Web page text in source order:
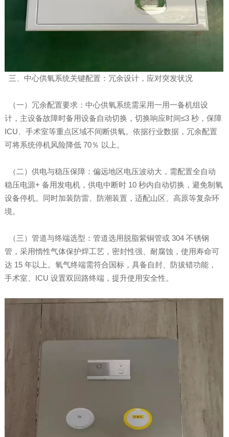
三、中心供氧系统关键配置：冗余设计，应对突发状况
（一）冗余配置要求：中心供氧系统需采用一用一备机组设
计，主设备故障时备用设备自动切换，切换响应时间≤3 秒，保障
ICU、手术室等重点区域不间断供氧。依据行业数据，冗余配置
可将系统停机风险降低 70％ 以上。
（二）供电与稳压保障：偏远地区电压波动大，需配置全自动
稳压电源+ 备用发电机，供电中断时 10 秒内自动切换，避免制氧
设备停机。同时加装防雷、防潮装置，适配山区、高原等复杂环
境。
（三）管道与终端选型：管道选用脱脂紫铜管或 304 不锈钢
管，采用惰性气体保护焊工艺，密封性强、耐腐蚀，使用寿命可
达 15 年以上。氧气终端需符合国标，具备自封、防拔错功能，
手术室、ICU 设置双回路终端，提升使用安全性。